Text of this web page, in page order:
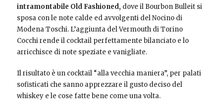
intramontabile Old Fashioned, dove il Bourbon Bulleit si
sposa con le note calde ed avvolgenti del Nocino di
Modena Toschi. L’aggiunta del Vermouth di Torino
Cocchi rende il cocktail perfettamente bilanciato e lo
arricchisce di note speziate e vanigliate.
Il risultato è un cocktail “alla vecchia maniera”, per palati
sofisticati che sanno apprezzare il gusto deciso del
whiskey e le cose fatte bene come una volta.